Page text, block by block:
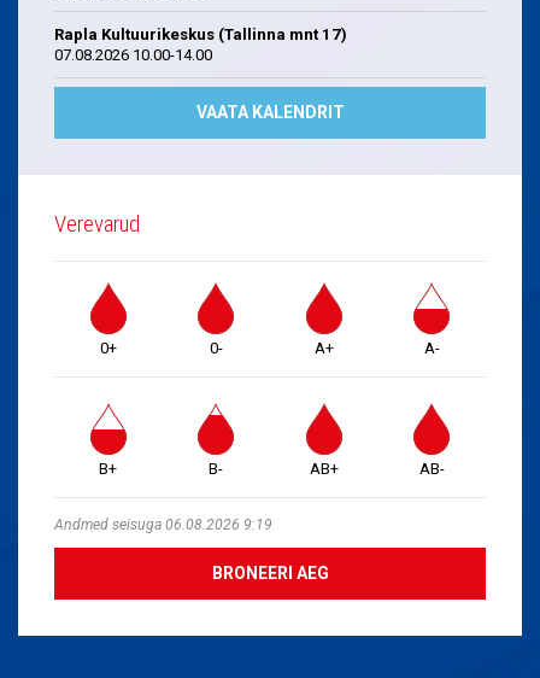
Rapla Kultuurikeskus (Tallinna mnt 17)
07.08.2026 10.00-14.00
VAATA KALENDRIT
Verevarud
0+ 0- A+ A-
B+ B- AB+ AB-
Andmed seisuga 06.08.2026 9:19
BRONEERI AEG